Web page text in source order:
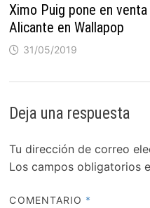
Ximo Puig pone en
Alicante en Wallapop
31/05/2019
Deja una respuesta
Tu dirección de correo
Los campos obligatorios
COMENTARIO *